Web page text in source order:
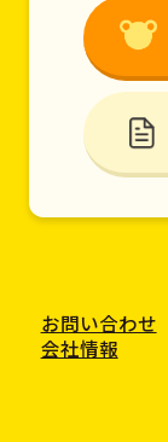
お問い合わせ
会社情報